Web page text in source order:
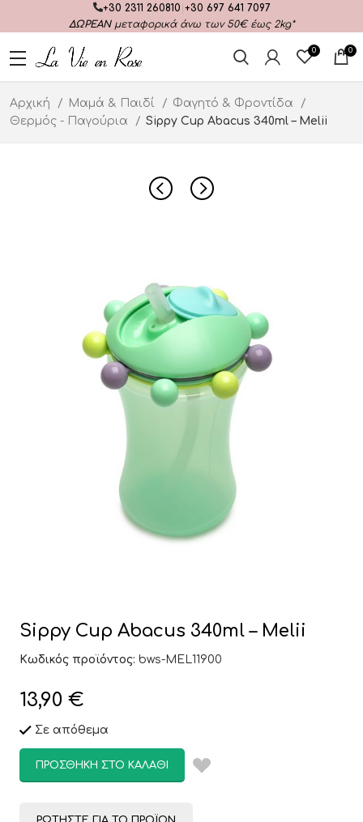
+30 2311 260810 +30 697 641 7097
ΔΩΡΕΑΝμεταφορικά άνω των 50€ έως 2kg*
0 0
Αρχική Μαμά & Παιδί
Φαγητό & Φροντίδα
Θερμός - Παγούρια
Sippy Cup Abacus 340ml – Melii
Sippy Cup Abacus 340ml – Melii
Κωδικός προϊόντος: bws-MEL11900
13,90 €
Σε απόθεμα
ΠΡΟΣΘΉΚΗ ΣΤΟ ΚΑΛΆΘΙ